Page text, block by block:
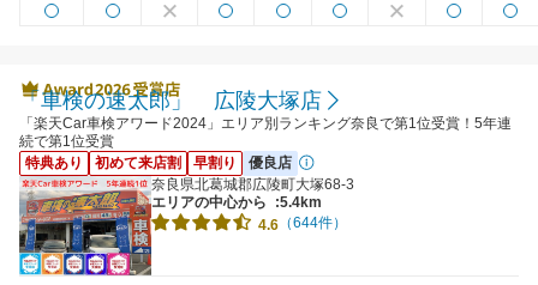
「車検の速太郎」 広陵大塚店
「楽天Car車検アワード2024」エリア別ランキング奈良で第1位受賞！5年連
続で第1位受賞
特典あり
初めて来店割 早割り
優良店
奈良県北葛城郡広陵町大塚68-3
エリアの中心から
:5.4km
4.6 （644件）